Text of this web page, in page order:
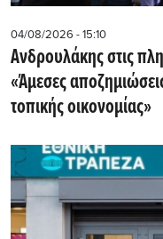
04/08/2026 - 15:10
Ανδρουλάκης στις
«Άμεσες
τοπικής οικονομίας»